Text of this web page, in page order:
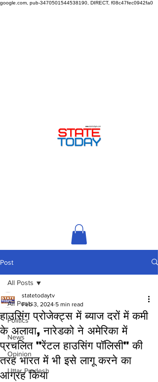
google.com, pub-3470501544538190, DIRECT, f08c47fec0942fa0
Post
All Posts
Politics
News
Opinion
Uttar Pradesh
All Posts
हाउसिंग प्रोजेक्ट्स में ब्याज दरों में कमी
के अलावा, नारेडको ने अमेरिका में
प्रचलित "रेंटल हाउसिंग पॉलिसी" की
तरह भारत में भी इसे लागू करने का
आग्रह किया
statetodaytv
Feb 3, 2024 5 min read